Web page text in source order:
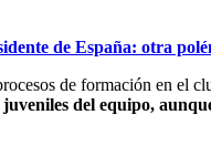
de España: otra
de formación en
del equipo,